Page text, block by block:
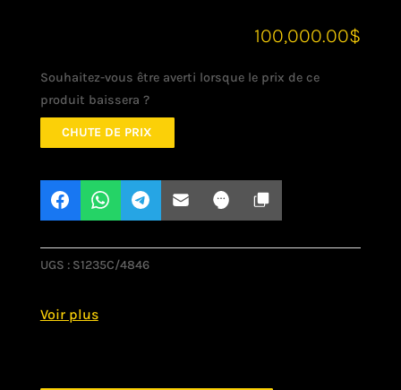
100,000.00$
Souhaitez-vous être averti lorsque le prix de ce
produit baissera ?
CHUTE DE PRIX
UGS : S1235C/4846